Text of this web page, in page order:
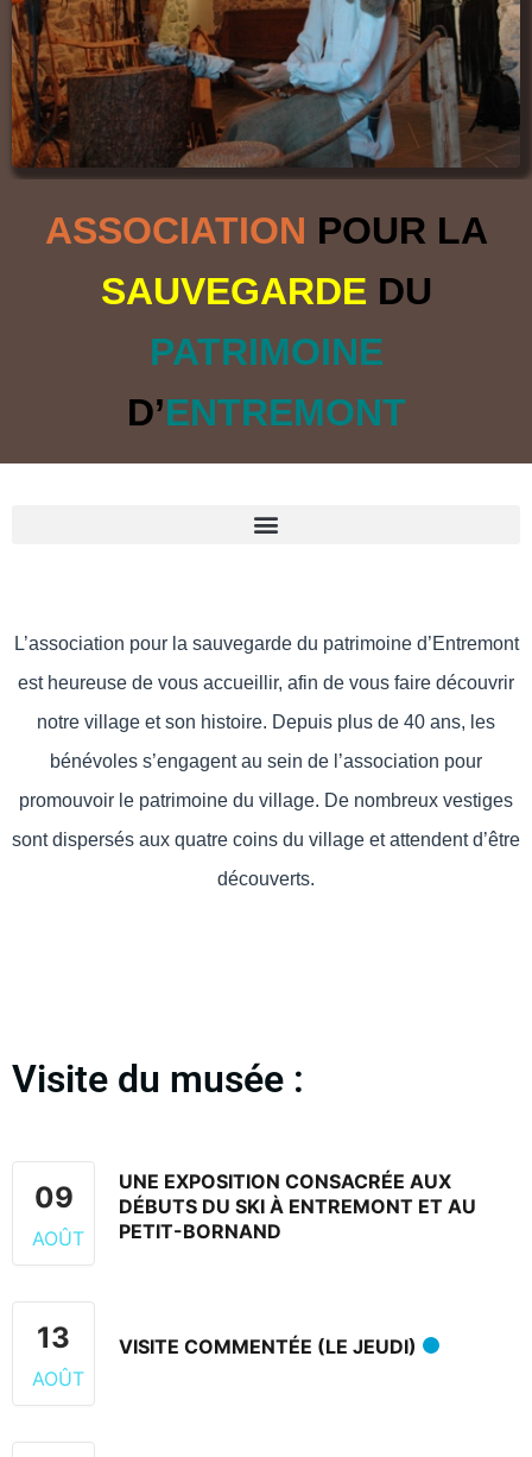
ASSOCIATION POUR LA
SAUVEGARDE DU
PATRIMOINE
D’ENTREMONT
L’association pour la sauvegarde du patrimoine d’Entremont
est heureuse de vous accueillir, afin de vous faire découvrir
notre village et son histoire. Depuis plus de 40 ans, les
bénévoles s’engagent au sein de l’association pour
promouvoir le patrimoine du village. De nombreux vestiges
sont dispersés aux quatre coins du village et attendent d’être
découverts.
Visite du musée :
09
AOÛT
UNE EXPOSITION CONSACRÉE AUX
DÉBUTS DU SKI À ENTREMONT ET AU
PETIT-BORNAND
13
AOÛT
VISITE COMMENTÉE (LE JEUDI)